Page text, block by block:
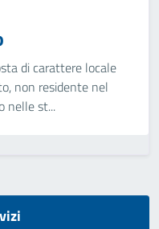
di carattere locale
non residente nel
nelle st...